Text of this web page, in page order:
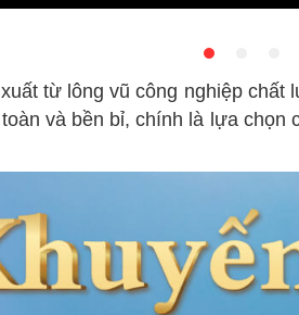
từ lông vũ công nghiệp chất
và bền bỉ, chính là lựa chọn